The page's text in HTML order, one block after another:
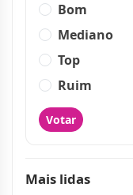
Bom
Mediano
Top
Ruim
Votar
Mais lidas